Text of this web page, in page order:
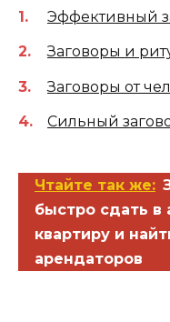
Эффективный
Заговоры и
Заговоры от
Сильный
Чтайте так же:
быстро сдать в
квартиру и
арендаторов